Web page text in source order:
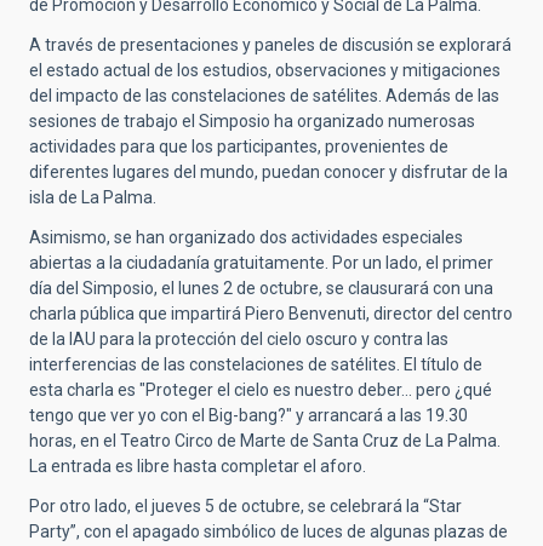
de Promoción y Desarrollo Económico y Social de La Palma.
A través de presentaciones y paneles de discusión se explorará
el estado actual de los estudios, observaciones y mitigaciones
del impacto de las constelaciones de satélites. Además de las
sesiones de trabajo el Simposio ha organizado numerosas
actividades para que los participantes, provenientes de
diferentes lugares del mundo, puedan conocer y disfrutar de la
isla de La Palma.
Asimismo, se han organizado dos actividades especiales
abiertas a la ciudadanía gratuitamente. Por un lado, el primer
día del Simposio, el lunes 2 de octubre, se clausurará con una
charla pública que impartirá Piero Benvenuti, director del centro
de la IAU para la protección del cielo oscuro y contra las
interferencias de las constelaciones de satélites. El título de
esta charla es "Proteger el cielo es nuestro deber... pero ¿qué
tengo que ver yo con el Big-bang?" y arrancará a las 19.30
horas, en el Teatro Circo de Marte de Santa Cruz de La Palma.
La entrada es libre hasta completar el aforo.
Por otro lado, el jueves 5 de octubre, se celebrará la “Star
Party”, con el apagado simbólico de luces de algunas plazas de